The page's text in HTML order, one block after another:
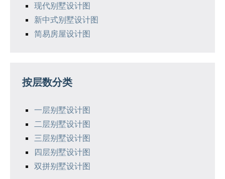
现代别墅设计图
新中式别墅设计图
简易房屋设计图
按层数分类
一层别墅设计图
二层别墅设计图
三层别墅设计图
四层别墅设计图
双拼别墅设计图